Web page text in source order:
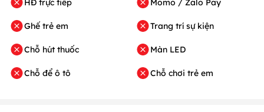
HĐ trực tiếp
Ghế trẻ em
Chỗ hút thuốc
Chỗ để ô tô
Momo / Zalo Pay
Trang trí sự kiện
Màn LED
Chỗ chơi trẻ em